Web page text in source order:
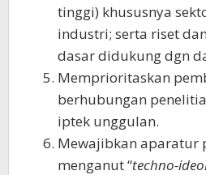
tinggi) khususnya
industri; serta riset
dasar didukung dgn
Memprioritaskan
berhubungan
iptek unggulan.
Mewajibkan aparatur
menganut “techno-